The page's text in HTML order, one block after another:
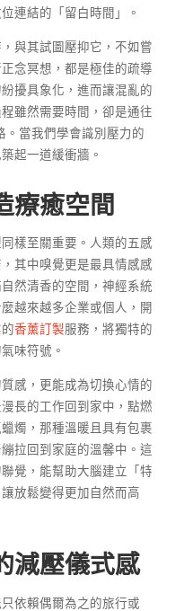
連結的「留白時間」。
與其試圖壓抑它，不如嘗
念冥想，都是極佳的疏導
擾具象化，進而讓混亂的
雖然需要時間，卻是通往
。當我們學會識別壓力的
起一道緩衝牆。
療癒空間
樣至關重要。人類的五感
其中嗅覺更是最具情感感
然清香的空間，神經系統
越來越多企業或個人，開
香薰訂製服務，將獨特的
味符號。
感，更能成為切換心情的
長的工作回到家中，點燃
燭，那種溫暖且具有包裹
拉回到家庭的溫馨中。這
覺，能幫助大腦建立「特
放鬆變得更加自然而高
減壓儀式感
依賴偶爾為之的旅行或